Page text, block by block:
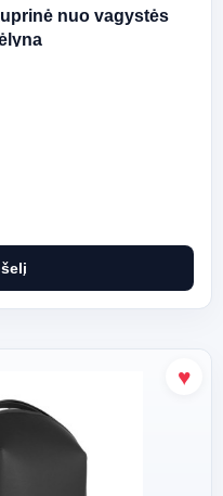
nuo vagystės